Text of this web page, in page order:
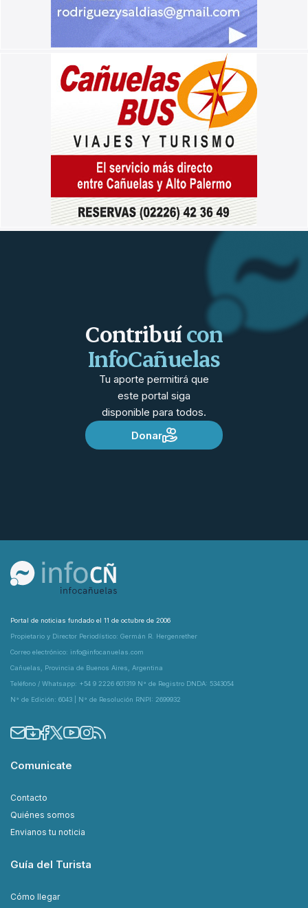
Contribuícon
InfoCañuelas
Tu aporte permitirá que
este portal siga
disponible para todos.
Donar
Portal de noticias fundado el 11 de octubre de 2006
Propietario y Director Periodístico: Germán R. Hergenrether
Correo electrónico: info@infocanuelas.com
Cañuelas, Provincia de Buenos Aires, Argentina
Teléfono / Whatsapp: +54 9 2226 601319 N° de Registro DNDA: 5343054
N° de Edición: 6043 | N° de Resolución RNPI: 2699932
Comunicate
Contacto
Quiénes somos
Envianos tu noticia
Guía del Turista
Cómo llegar